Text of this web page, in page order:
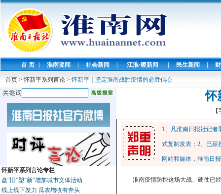
首 页 | 淮南要闻 | 社会新闻 | 江淮·暖新闻 | 民生新闻 |
首页 > 怀新平系列言论 > 怀新平｜坚定淮南战胜疫情的必胜信心
怀新平系列言论专栏
盘“旧”塑“新”增加城市文体活动
线上线下发力 瓜农增收有奔头
怀
1、凡淮南日报社记
式复制发表；2、已获
网站和媒体，淮南日
淮南疫情防控这场大战、硬仗已